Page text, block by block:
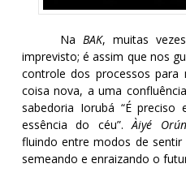
Na BAK, muitas
imprevisto; é assim que nos
controle dos processos
coisa nova, a uma
sabedoria Iorubá “É
essência do céu”.Àiyé Orún
fluindo entre modos de
semeando e enraizando o